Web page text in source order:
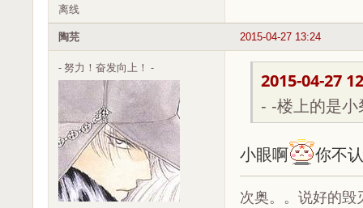
离线
2015-04-27 13:24
陶芫
- 努力！奋发向上！ -
2015-04-27
- -楼上的是小
小眼啊 你不
次奥。。说好的毁